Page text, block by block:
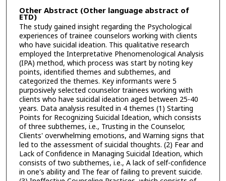
Other Abstract (Other language abstract of
ETD)
The study gained insight regarding the Psychological
experiences of trainee counselors working with clients
who have suicidal ideation. This qualitative research
employed the Interpretative Phenomenological Analysis
(IPA) method, which process was start by noting key
points, identified themes and subthemes, and
categorized the themes. Key informants were 5
purposively selected counselor trainees working with
clients who have suicidal ideation aged between 25-40
years. Data analysis resulted in 4 themes (1) Starting
Points for Recognizing Suicidal Ideation, which consists
of three subthemes, i.e., Trusting in the Counselor,
Clients' overwhelming emotions, and Warning signs that
led to the assessment of suicidal thoughts. (2) Fear and
Lack of Confidence in Managing Suicidal Ideation, which
consists of two subthemes, i.e., A lack of self-confidence
in one's ability and The fear of failing to prevent suicide.